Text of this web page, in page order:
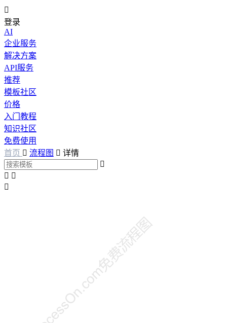

登录
AI
企业服务
解决方案
API服务
推荐
模板社区
价格
入门教程
知识社区
免费使用
首页  流程图  详情

 
